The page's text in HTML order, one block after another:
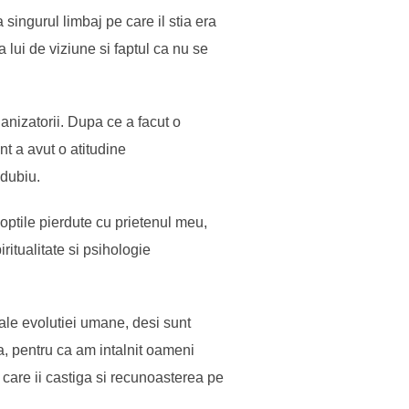
singurul limbaj pe care il stia era
lui de viziune si faptul ca nu se
Dupa ce a facut o
a avut o atitudine
pierdute cu prietenul meu,
si psihologie
evolutiei umane, desi sunt
pentru ca am intalnit oameni
ii castiga si recunoasterea pe